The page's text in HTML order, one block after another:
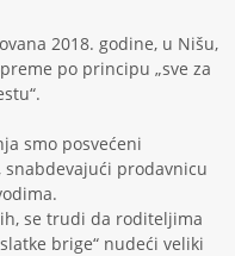
2018. godine, u Nišu,
po principu „sve za
smo posvećeni
prodavnicu
se trudi da roditeljima
brige“ nudeći veliki